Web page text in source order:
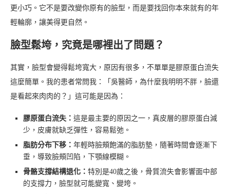
更小巧。它不是要改變你原有的臉型，而是要找回你本來就有的年
輕輪廓，讓美得更自然。
臉型鬆垮，究竟是哪裡出了問題？
其實，臉型會變得鬆垮寬大，原因有很多，不單單是膠原蛋白流失
這麼簡單。我的患者常問我：「吳醫師，為什麼我明明不胖，臉還
是看起來肉肉的？」這可能是因為：
膠原蛋白流失： 這是最主要的原因之一，真皮層的膠原蛋白減
少，皮膚就缺乏彈性，容易鬆弛。
脂肪分布下移： 年輕時臉頰飽滿的脂肪墊，隨著時間會逐漸下
垂，導致臉頰凹陷，下顎線模糊。
骨骼支撐結構退化： 特別是40歲之後，骨質流失會影響面中部
的支撐力，臉型就可能變寬、變垮。